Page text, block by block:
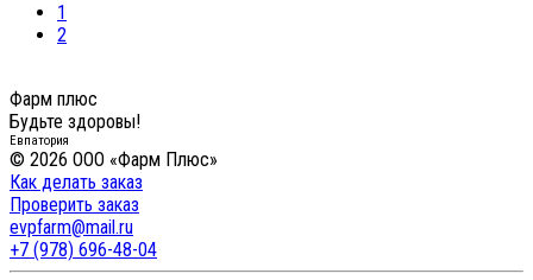
1
2
Фарм плюс
Будьте здоровы!
Евпатория
© 2026 ООО «Фарм Плюс»
Как делать заказ
Проверить заказ
evpfarm@mail.ru
+7 (978) 696-48-04